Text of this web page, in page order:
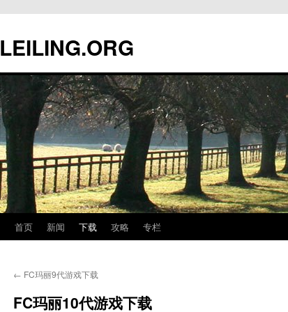
文
LEILING.ORG
首页 新闻 下载 攻略 专栏
← FC玛丽9代游戏下载
FC玛丽10代游戏下载